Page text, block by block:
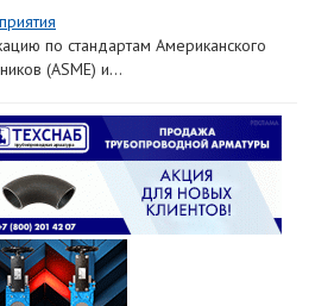
по стандартам Американского
(ASME) и...